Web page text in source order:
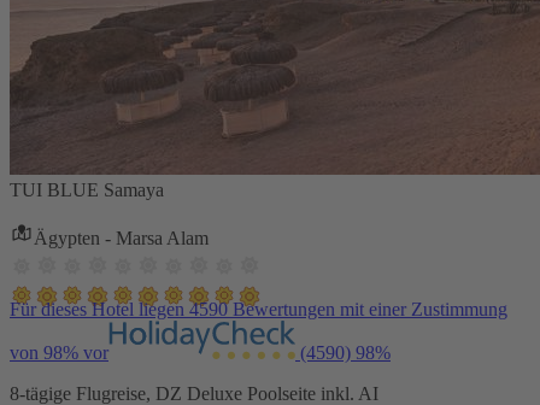
TUI BLUE Samaya
Ägypten - Marsa Alam
Für dieses Hotel liegen 4590 Bewertungen mit einer Zustimmung
von 98% vor (4590) 98%
8-tägige Flugreise, DZ Deluxe Poolseite inkl. AI